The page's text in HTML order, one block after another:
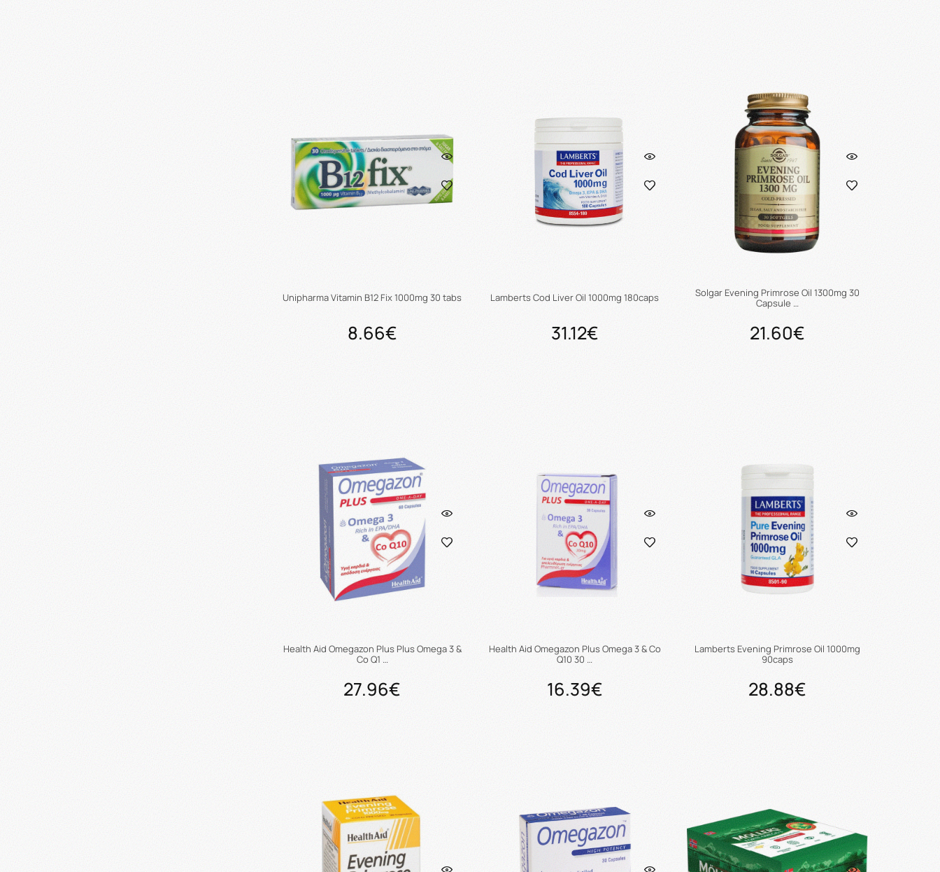
Προσθήκη στο καλάθι
Unipharma Vitamin B12 Fix 1000mg 30 tabs
8.66€
Προσθήκη στο καλάθι
Lamberts Cod Liver Oil 1000mg 180caps
31.12€
Solgar Evening Primrose Oil 1300mg 30
Capsule …
21.60€
Health Aid Omegazon Plus Plus Omega 3 &
Co Q1 …
27.96€
Προσθήκη στο καλάθι
Health Aid Omegazon Plus Omega 3 & Co
Q10 30 …
16.39€
Προσθήκη στο καλάθι
Lamberts Evening Primrose Oil 1000mg
90caps
28.88€
Προσθήκη στο καλάθι